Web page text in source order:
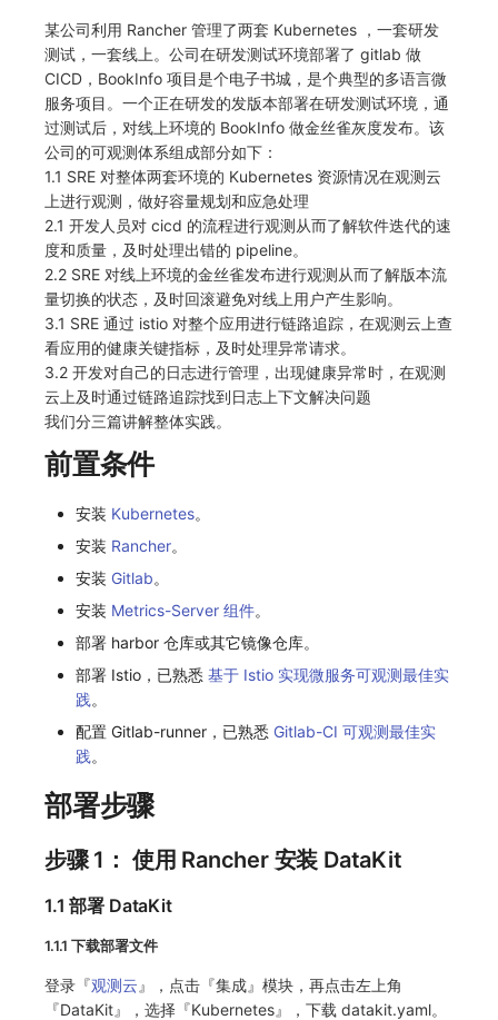
FAQ
更新日志
Unity
查看器
分析看板
会话重放
用户洞察
数据访问
自建追踪
SourceMap
自定义环境变量
API Keys 管理
Client Token 管理
黑名单
数据转发
数据访问
正则表达式
审计事件
分享管理
跨工作空间授权
字段展示权限
敏感数据扫描
支持中心
错误中心
基础设施
统一目录
用户访问监测
可用性监测
LLM监测
属性声明
跨空间授权
跨站点授权
账号管理
DQL 数据查询
账单分析
免登录 Token
自定义工作空间绑定信息
修改品牌标识
工作空间-查询索引信息列表
工作空间-索引模板配置
分组管理
Issue 等级
模板管理
数据查询
登录映射规则
场景-仪表板
链路追踪
DataKit清单
数据处理协议（DPA）
观测云账号注销须知
观测云费用中心账号注销须知
观测云 Obsy AI 智能服务使用协议
某公司利用 Rancher 管理了两套 Kubernetes ，一套研发
测试，一套线上。公司在研发测试环境部署了 gitlab 做
CICD，BookInfo 项目是个电子书城，是个典型的多语言微
服务项目。一个正在研发的发版本部署在研发测试环境，通
过测试后，对线上环境的 BookInfo 做金丝雀灰度发布。该
公司的可观测体系组成部分如下：
1.1 SRE 对整体两套环境的 Kubernetes 资源情况在观测云
上进行观测，做好容量规划和应急处理
2.1 开发人员对 cicd 的流程进行观测从而了解软件迭代的速
度和质量，及时处理出错的 pipeline。
2.2 SRE 对线上环境的金丝雀发布进行观测从而了解版本流
量切换的状态，及时回滚避免对线上用户产生影响。
3.1 SRE 通过 istio 对整个应用进行链路追踪，在观测云上查
看应用的健康关键指标，及时处理异常请求。
3.2 开发对自己的日志进行管理，出现健康异常时，在观测
云上及时通过链路追踪找到日志上下文解决问题
我们分三篇讲解整体实践。
前置条件
安装 Kubernetes。
安装 Rancher。
安装 Gitlab。
安装 Metrics-Server 组件。
部署 harbor 仓库或其它镜像仓库。
部署 Istio，已熟悉 基于 Istio 实现微服务可观测最佳实
践。
配置 Gitlab-runner，已熟悉 Gitlab-CI 可观测最佳实
践。
部署步骤
步骤 1： 使用 Rancher 安装 DataKit
1.1 部署 DataKit
1.1.1 下载部署文件
登录『观测云 』，点击『集成』模块，再点击左上角
『DataKit』，选择『Kubernetes』，下载 datakit.yaml。